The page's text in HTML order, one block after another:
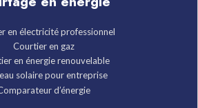
en électricité professionnel
Courtier en gaz
en énergie renouvelable
solaire pour entreprise
d’énergie